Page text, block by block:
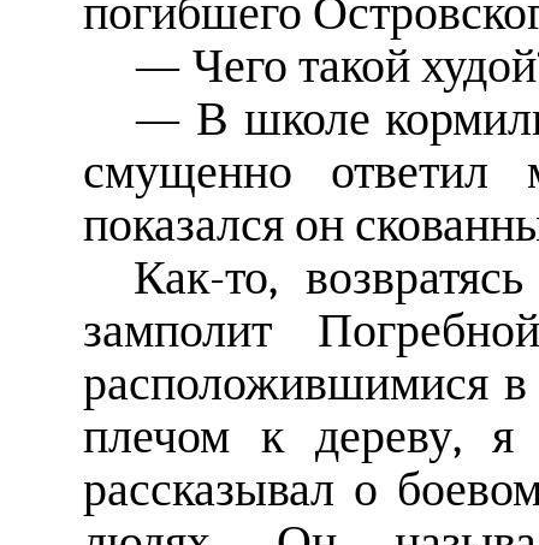
погибшего
— Чего такой
— В школе
смущенно ответил
показался он
Как-то,
замполит
расположившимися в
плечом к дереву, я
рассказывал о